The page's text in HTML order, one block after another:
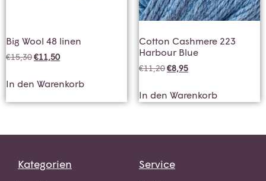
Big Wool 48 linen
€15,30€11,50
In den Warenkorb
Cotton Cashmere 223
Harbour Blue
€11,20€8,95
In den Warenkorb
Kategorien Service